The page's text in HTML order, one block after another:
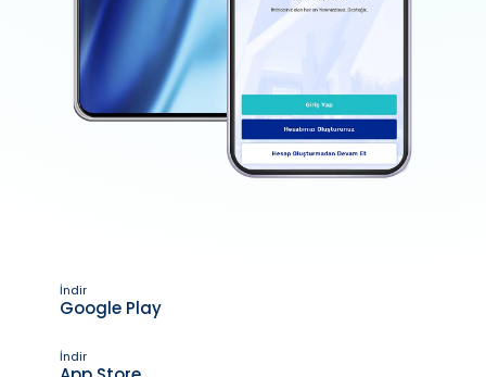
İndir
Google Play
İndir